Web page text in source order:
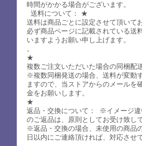
時間がかかる場合がございます。
送料について： ★
送料は商品ごとに設定させて頂いて
必ず商品ページに記載されている送
いますようお願い申し上げます。
。
★
複数ご注文いただいた場合の同梱配
※複数同梱発送の場合、送料が変動
ますので、当ストアからのメールを
金をお願いします。
★
返品・交換について： ※イメージ違
のご返品は、原則としてお受け致し
※返品・交換の場合、未使用の商品
日以内にご連絡頂ければ、対応させ